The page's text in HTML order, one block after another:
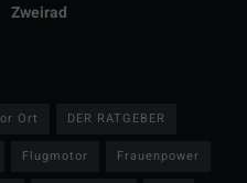
Zweirad
Ort
DER RATGEBER
Flugmotor
Frauenpower